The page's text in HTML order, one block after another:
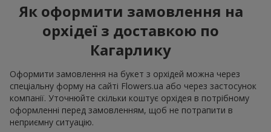
Як оформити замовлення на
орхідеї з доставкою по
Кагарлику
Оформити замовлення на букет з орхідей можна через
спеціальну форму на сайті Flowers.ua або через застосунок
компанії. Уточнюйте скільки коштує орхідея в потрібному
оформленні перед замовленням, щоб не потрапити в
неприємну ситуацію.